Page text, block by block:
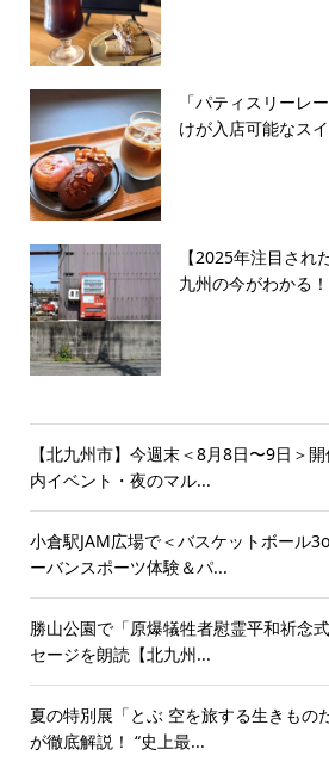
「パティスリー
けが入店可能なス
【2025年注目さ
九州の今がわかる
【北九州市】今週末＜8月8日〜9日＞
内イベント・夜のマル...
小倉駅JAM広場で＜バスケットボール
ーバンスポーツ体験＆パ...
勝山公園で「原爆犠牲者慰霊平和祈念
セージを朗読【北九州...
夏の特別展「とぶ 空を旅する生きもの
が徹底解説！ “史上最...